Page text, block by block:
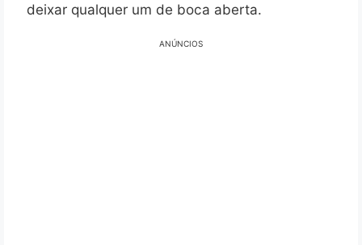
deixar qualquer um de boca aberta.
ANÚNCIOS